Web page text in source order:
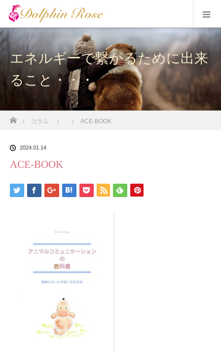
エネルギーで繋がるために出来
ること・・・
コラム ACE-BOOK
2024.01.14
ACE-BOOK